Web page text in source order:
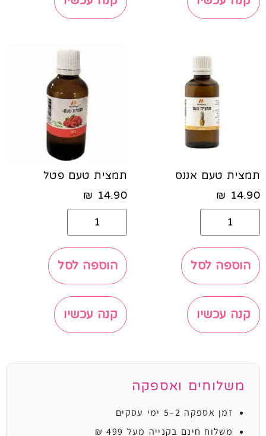
תמצית טעם אננס
14.90
₪
הוספה לסל
קנה עכשיו
תמצית טעם פטל
14.90
₪
הוספה לסל
קנה עכשיו
משלוחים ואספקה
זמן אספקה 2–5 ימי עסקים
משלוח חינם בקנייה מעל 499 ₪